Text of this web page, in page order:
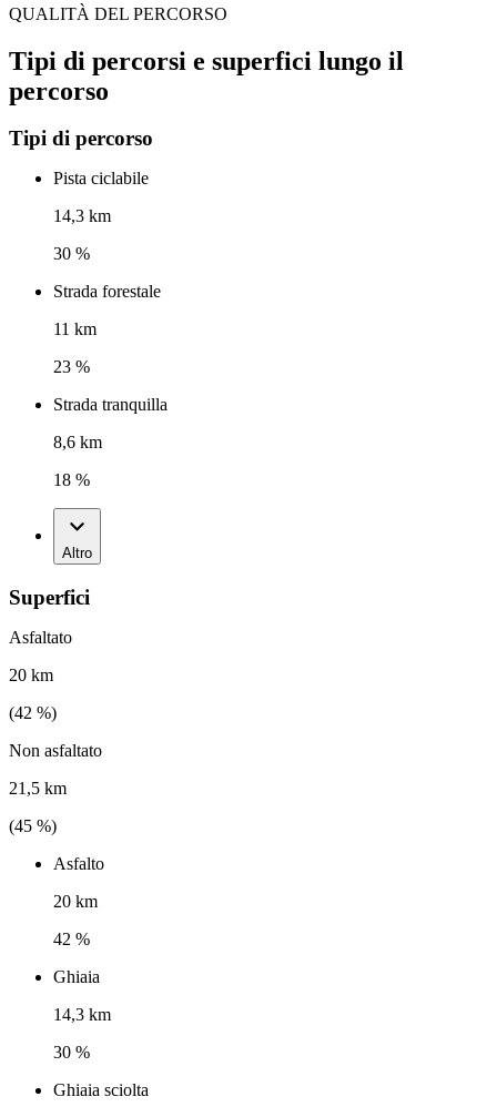
QUALITÀ DEL PERCORSO
Tipi di percorsi e superfici lungo il
percorso
Tipi di percorso
Pista ciclabile
14,3 km
30 %
Strada forestale
11 km
23 %
Strada tranquilla
8,6 km
18 %
Altro
Superfici
Asfaltato
20 km
(42 %)
Non asfaltato
21,5 km
(45 %)
Asfalto
20 km
42 %
Ghiaia
14,3 km
30 %
Ghiaia sciolta